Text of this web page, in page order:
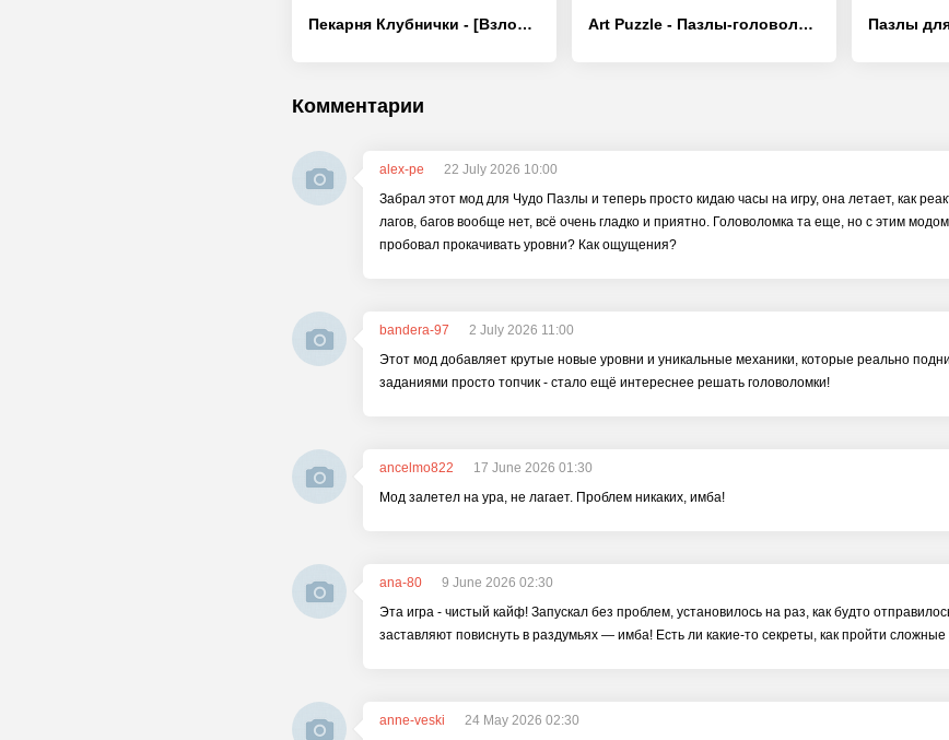
Пекарня Клубнички - [Взлом/МОД Все открыто] Art Puzzle - Пазлы-головоломки - [Взлом/МОД Все открыто]
Комментарии
alex-pe
22 July 2026 10:00
Забрал этот мод для Чудо Пазлы и теперь просто кидаю часы на игру, она летает, как
лагов, багов вообще нет, всё очень гладко и приятно. Головоломка та еще, но с этим
пробовал прокачивать уровни? Как ощущения?
bandera-97
2 July 2026 11:00
Этот мод добавляет крутые новые уровни и уникальные механики, которые реально
заданиями просто топчик - стало ещё интереснее решать головоломки!
ancelmo822
17 June 2026 01:30
Мод залетел на ура, не лагает. Проблем никаких, имба!
ana-80
9 June 2026 02:30
Эта игра - чистый кайф! Запускал без проблем, установилось на раз, как будто
заставляют повиснуть в раздумьях — имба! Есть ли какие-то секреты, как пройти
anne-veski
24 May 2026 02:30